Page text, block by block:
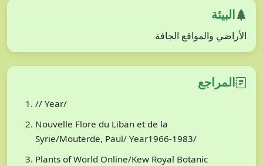
البيئة
الأراضي والمواقع الجافة
المراجع
// Year/
Nouvelle Flore du Liban et de la
Syrie/Mouterde, Paul/ Year1966-1983/
Plants of World Online/Kew Royal Botanic